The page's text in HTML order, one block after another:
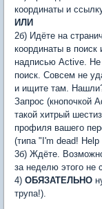
координаты и
ИЛИ
2б) Идёте на
координаты в
надписью Active. Не
поиск. Совсем не
и ищите там.
Запрос (кнопочкой
такой хитрый
профиля вашего
(типа "I'm dead! Help
3б) Ждёте.
за неделю этого не
4) ОБЯЗАТЕЛЬНО
трупа!).